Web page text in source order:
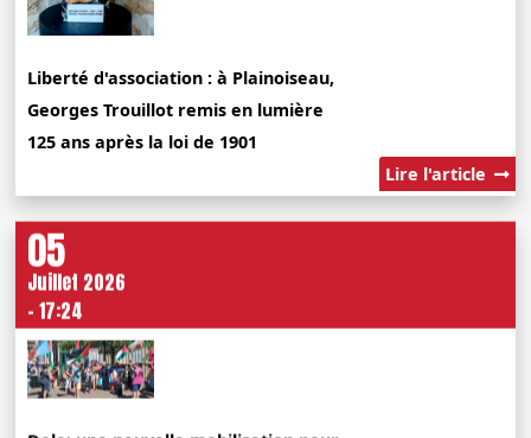
Liberté d'association : à Plainoiseau,
Georges Trouillot remis en lumière
125 ans après la loi de 1901
Lire l'article
05
Juillet 2026
- 17:24